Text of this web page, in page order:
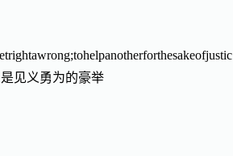
见义勇为的豪举